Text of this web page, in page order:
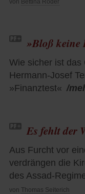
von Bettina Röder
»Bloß keine
Wie sicher ist das
Hermann-Josef
»Finanztest« /
Es fehlt der
Aus Furcht vor
verdrängen die
des Assad-
von Thomas Seiterich